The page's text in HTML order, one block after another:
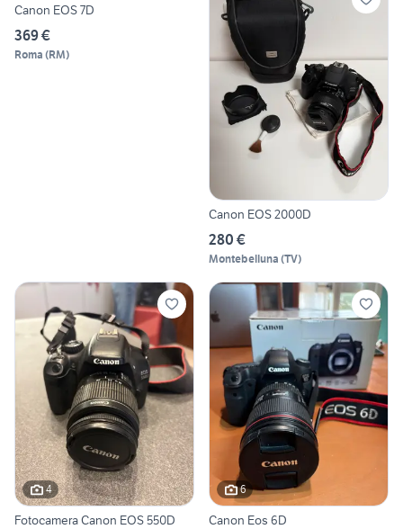
Canon EOS 7D
369 €
Roma (RM)
Canon EOS 2000D
280 €
Montebelluna (TV)
4
Fotocamera Canon EOS 550D
6
Canon Eos 6D